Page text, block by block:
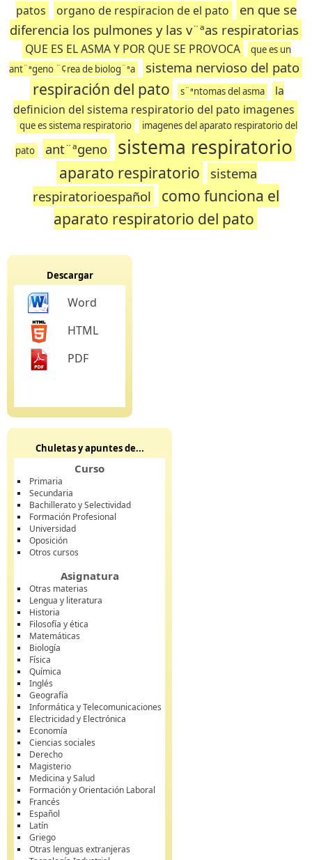
patos
organo de respiracion de el pato
en que se
diferencia los pulmones y las v¨ªas respiratorias
QUE ES EL ASMA Y POR QUE SE PROVOCA
que es un
ant¨ªgeno ¨¢rea de biolog¨ªa
sistema nervioso del pato
respiración del pato s¨ªntomas del asma
la
definicion del sistema respiratorio del pato imagenes
que es sistema respiratorio
imagenes del aparato respiratorio del
pato
ant¨ªgeno sistema respiratorio
aparato respiratorio
sistema
respiratorioespañol
como funciona el
aparato respiratorio del pato
Descargar
Word
HTML
PDF
Chuletas y apuntes de...
Curso
Primaria
Secundaria
Bachillerato y Selectividad
Formación Profesional
Universidad
Oposición
Otros cursos
Asignatura
Otras materias
Lengua y literatura
Historia
Filosofía y ética
Matemáticas
Biología
Física
Química
Inglés
Geografía
Informática y Telecomunicaciones
Electricidad y Electrónica
Economía
Ciencias sociales
Derecho
Magisterio
Medicina y Salud
Formación y Orientación Laboral
Francés
Español
Latín
Griego
Otras lenguas extranjeras